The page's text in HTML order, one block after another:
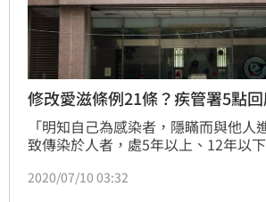
修改愛滋條例21條？疾管署5點
「明知自己為感染者，隱瞞而與他人
致傳染於人者，處5年以上、12年以
2020/07/10 03:32